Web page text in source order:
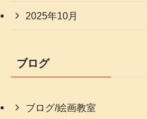
2025年10月
ブログ
ブログ/絵画教室